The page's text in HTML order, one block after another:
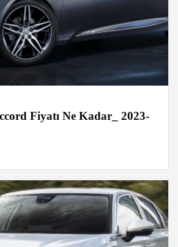
Fiyatı Ne Kadar_ 2023-